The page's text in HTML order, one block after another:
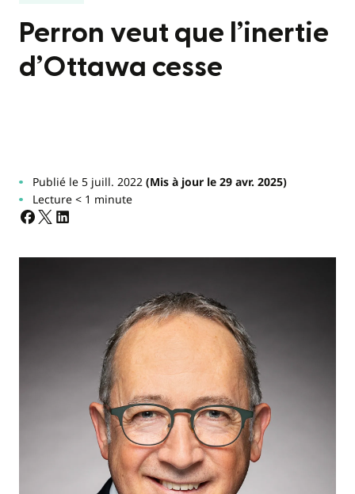
Perron veut que l’inertie
d’Ottawa cesse
Publié le 5 juill. 2022(Mis à jour le 29 avr. 2025)
Lecture < 1 minute